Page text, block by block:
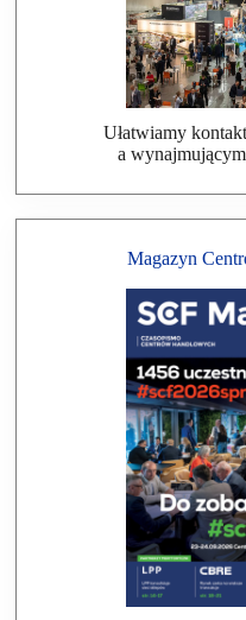
Ułatwiamy
a
Magazyn